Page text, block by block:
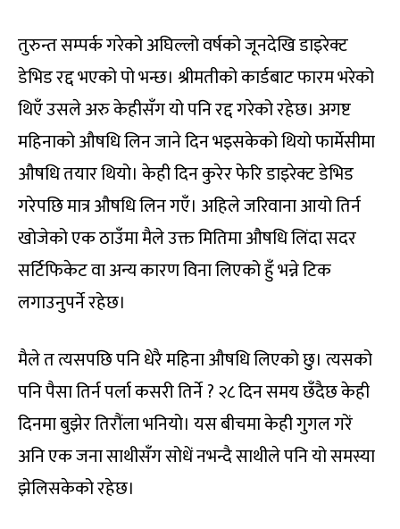
तुरुन्त सम्पर्क गरेको अघिल्लो वर्षको जूनदेखि डाइरेक्ट
डेभिड रद्द भएको पो भन्छ। श्रीमतीको कार्डबाट फारम भरेको
थिएँ उसले अरु केहीसँग यो पनि रद्द गरेको रहेछ। अगष्ट
महिनाको औषधि लिन जाने दिन भइसकेको थियो फार्मेसीमा
औषधि तयार थियो। केही दिन कुरेर फेरि डाइरेक्ट डेभिड
गरेपछि मात्र औषधि लिन गएँ। अहिले जरिवाना आयो तिर्न
खोजेको एक ठाउँमा मैले उक्त मितिमा औषधि लिंदा सदर
सर्टिफिकेट वा अन्य कारण विना लिएको हुँ भन्ने टिक
लगाउनुपर्ने रहेछ।
मैले त त्यसपछि पनि धेरै महिना औषधि लिएको छु। त्यसको
पनि पैसा तिर्न पर्ला कसरी तिर्ने ? २८ दिन समय छँदैछ केही
दिनमा बुझेर तिरौंला भनियो। यस बीचमा केही गुगल गरें
अनि एक जना साथीसँग सोधें नभन्दै साथीले पनि यो समस्या
झेलिसकेको रहेछ।